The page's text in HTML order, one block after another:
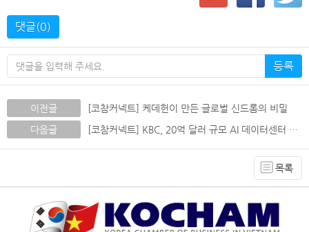
댓글(0)
등록
이전글
[코참커넥트] 케데헌이 만든 글로벌 신드롬의 비밀
다음글
[코참커넥트] KBC, 20억 달러 규모 AI 데이터센터 개발 나선다
목록